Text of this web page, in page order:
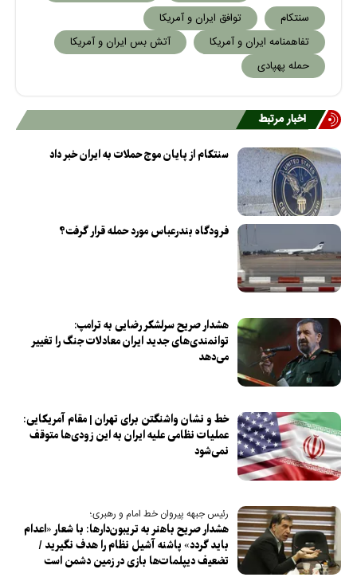
سنتکام
توافق ایران و آمریکا
تفاهمنامه ایران و آمریکا
آتش بس ایران و آمریکا
حمله پهپادی
اخبار مرتبط
سنتکام از پایان موج حملات به ایران خبر داد
فرودگاه بندرعباس مورد حمله قرار گرفت؟
هشدار صریح سرلشکر رضایی به ترامپ:
توانمندی‌های جدید ایران معادلات جنگ را تغییر
می‌دهد
خط و نشان واشنگتن برای تهران | مقام آمریکایی:
عملیات نظامی علیه ایران به این زودی‌ها متوقف
نمی‌شود
رئیس جبهه پیروان خط امام و رهبری؛
هشدار صریح باهنر به تریبون‌دارها: با شعار «اعدام
باید گردد» پاشنه آشیل نظام را هدف نگیرید /
تضعیف دیپلمات‌ها بازی در زمین دشمن است